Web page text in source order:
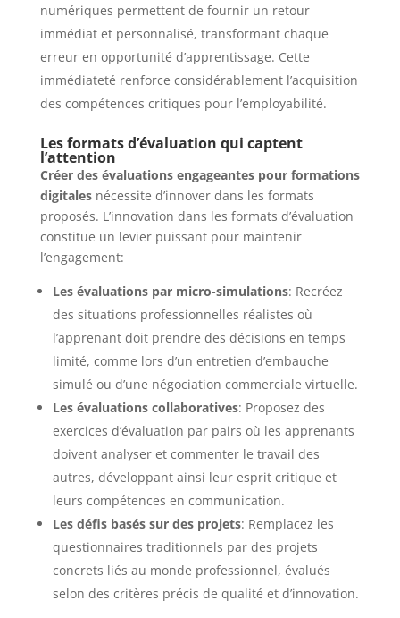
numériques permettent de fournir un retour
immédiat et personnalisé, transformant chaque
erreur en opportunité d’apprentissage. Cette
immédiateté renforce considérablement l’acquisition
des compétences critiques pour l’employabilité.
Les formats d’évaluation qui captent
l’attention
Créer des évaluations engageantes pour formations
digitalesnécessite d’innover dans les formats
proposés. L’innovation dans les formats d’évaluation
constitue un levier puissant pour maintenir
l’engagement:
Les évaluations par micro-simulations: Recréez
des situations professionnelles réalistes où
l’apprenant doit prendre des décisions en temps
limité, comme lors d’un entretien d’embauche
simulé ou d’une négociation commerciale virtuelle.
Les évaluations collaboratives: Proposez des
exercices d’évaluation par pairs où les apprenants
doivent analyser et commenter le travail des
autres, développant ainsi leur esprit critique et
leurs compétences en communication.
Les défis basés sur des projets: Remplacez les
questionnaires traditionnels par des projets
concrets liés au monde professionnel, évalués
selon des critères précis de qualité et d’innovation.